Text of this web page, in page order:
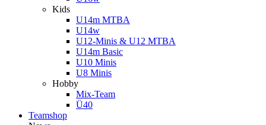
Kids
U14m MTBA
U14w
U12-Minis & U12 MTBA
U14m Basic
U10 Minis
U8 Minis
Hobby
Mix-Team
Ü40
Teamshop